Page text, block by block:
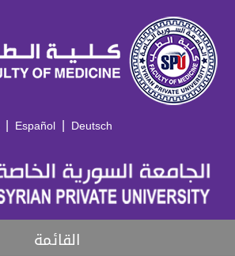
| Español | Deutsch
القائمة